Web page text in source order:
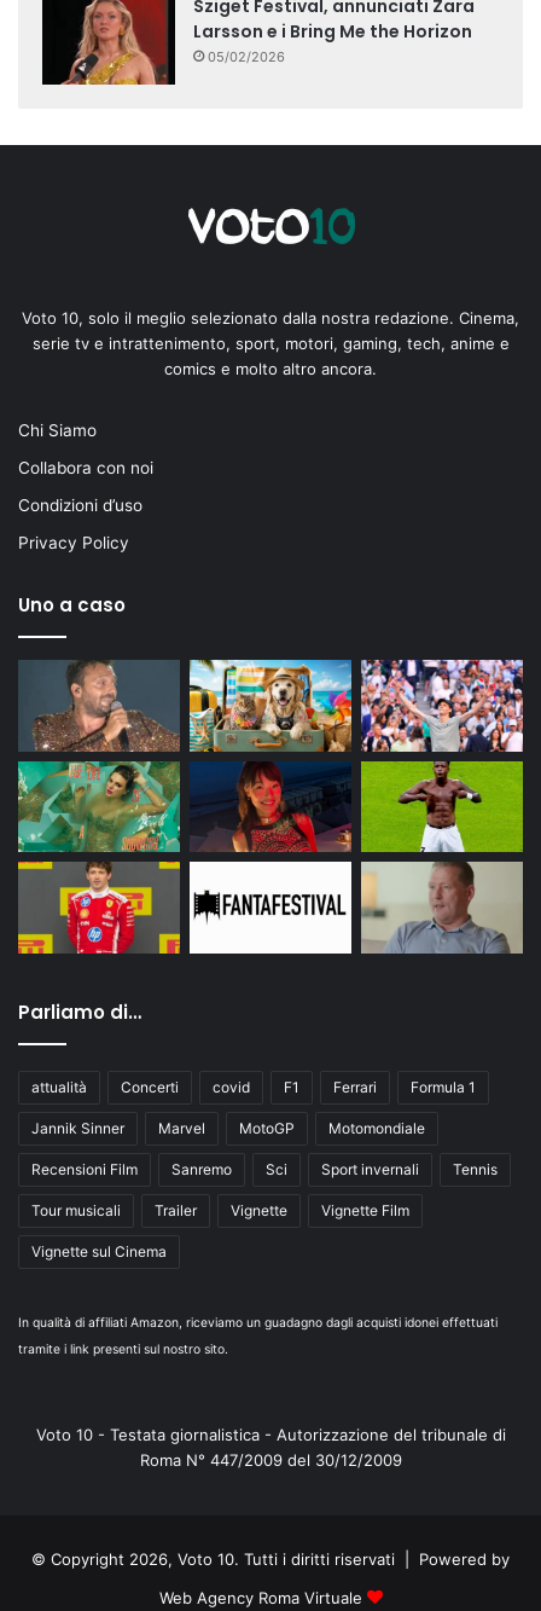
Sziget Festival, annunciati Zara
Larsson e i Bring Me the Horizon
05/02/2026
Voto 10, solo il meglio selezionato dalla nostra redazione. Cinema,
serie tv e intrattenimento, sport, motori, gaming, tech, anime e
comics e molto altro ancora.
Chi Siamo
Collabora con noi
Condizioni d’uso
Privacy Policy
Uno a caso
Parliamo di…
attualità Concerti covid F1 Ferrari Formula 1
Jannik Sinner Marvel MotoGP Motomondiale
Recensioni Film Sanremo Sci Sport invernali Tennis
Tour musicali Trailer Vignette Vignette Film
Vignette sul Cinema
In qualità di affiliati Amazon, riceviamo un guadagno dagli acquisti idonei effettuati
tramite i link presenti sul nostro sito.
Voto 10 - Testata giornalistica - Autorizzazione del tribunale di
Roma N° 447/2009 del 30/12/2009
© Copyright 2026, Voto 10. Tutti i diritti riservati | Powered by
Web Agency Roma Virtuale